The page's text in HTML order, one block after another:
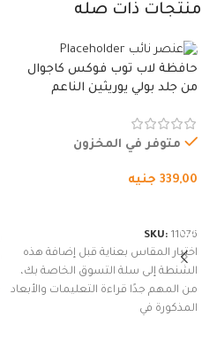
منتجات ذات صله
حافظة لاب توب فوكس كاجوال
من جلد بولي يوريثين الناعم
وسوستة.
متوفر في المخزون
339,00 جنيه
SKU: 11076
اختيار المقاس بعناية قبل إضافة هذه
الشنطة إلى سلة التسوق الخاصة بك،
من المهم جدًا قراءة التعليمات والأبعاد
المذكورة في